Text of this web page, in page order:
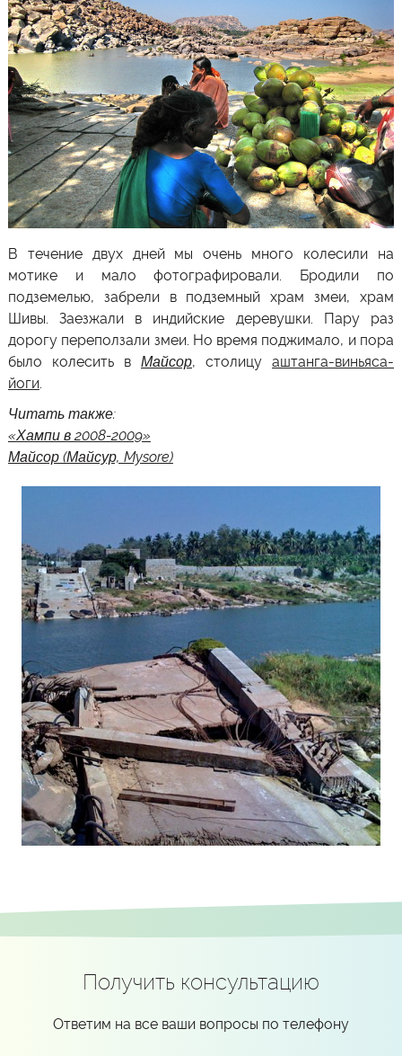
В течение двух дней мы очень много колесили на
мотике и мало фотографировали. Бродили по
подземелью, забрели в подземный храм змеи, храм
Шивы. Заезжали в индийские деревушки. Пару раз
дорогу переползали змеи. Но время поджимало, и пора
было колесить в Майсор, столицуаштанга-виньяса-
йоги.
Читать также:
«Хампи в 2008-2009»
Майсор (Майсур, Mysore)
Получить консультацию
Ответим на все ваши вопросы по телефону